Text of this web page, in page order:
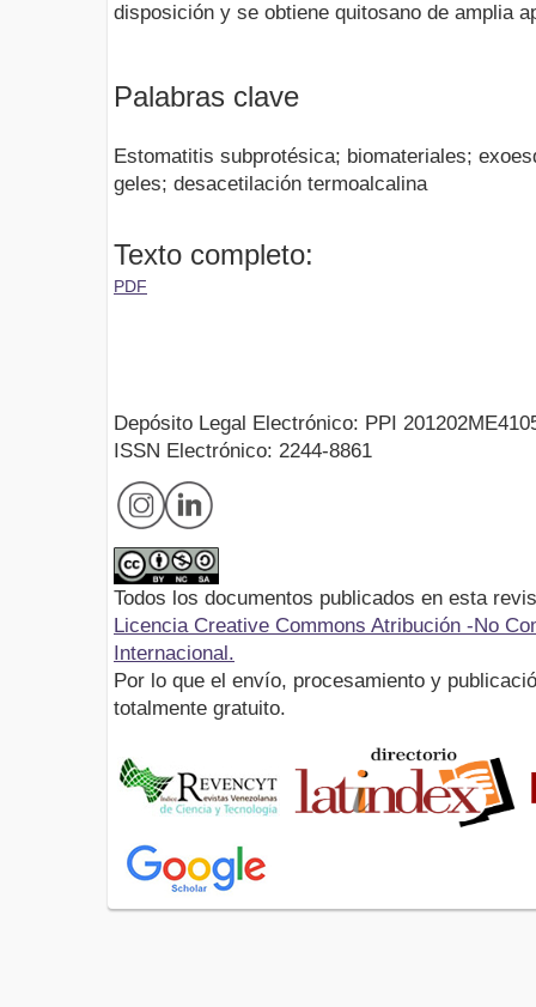
disposición y se obtiene quitosano de amplia
Palabras clave
Estomatitis subprotésica; biomateriales;
geles; desacetilación termoalcalina
Texto completo:
PDF
Depósito Legal Electrónico: PPI
ISSN Electrónico: 2244-8861
Todos los documentos publicados en esta
Licencia Creative Commons Atribución -No
Internacional.
Por lo que el envío, procesamiento y
totalmente gratuito.